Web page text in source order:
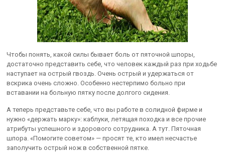
Чтобы понять, какой силы бывает боль от пяточной шпоры,
достаточно представить себе, что человек каждый раз при ходьбе
наступает на острый гвоздь. Очень острый и удержаться от
вскрика очень сложно. Особенно нестерпимо больно при
вставании на больную пятку после долгого сидения.
А теперь представьте себе, что вы работе в солидной фирме и
нужно «держать марку»: каблуки, летящая походка и все прочие
атрибуты успешного и здорового сотрудника. А тут. Пяточная
шпора. «Помогите советом» — просят те, кто имел несчастье
заполучить острый нож в собственной пятке.